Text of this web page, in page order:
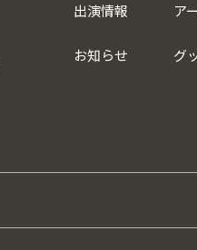
出演情報
お知らせ
ア
グ